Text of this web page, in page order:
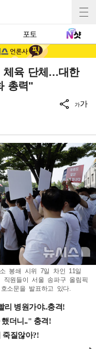
포토
체육 단체…대한
총력"
가가
봉쇄 시위 7일 차인 11일
직원들이 서울 송파구 올림픽
소문을 발표하고 있다.